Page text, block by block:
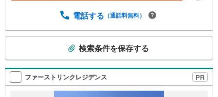
のご相談○ライフプランのシミュレーション■住まいの広場
客様に合った物件をご紹介させて頂きます！ /他社様掲載物
件も併せてご紹介可能ですのでお気軽にお問い合わせ下さ
い♪駐車場もございますので、お車でのお越しも大歓迎で
す！
電話する （通話料無料）
検
索
条
検索条件を保存する
ファーストリンクレジデンス PR